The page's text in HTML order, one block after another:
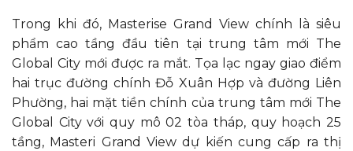
Trong khi đó, Masterise Grand View chính là siêu
phẩm cao tầng đầu tiên tại trung tâm mới The
Global City mới được ra mắt. Tọa lạc ngay giao điểm
hai trục đường chính Đỗ Xuân Hợp và đường Liên
Phường, hai mặt tiền chính của trung tâm mới The
Global City với quy mô 02 tòa tháp, quy hoạch 25
tầng, Masteri Grand View dự kiến cung cấp ra thị